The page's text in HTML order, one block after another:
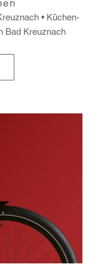
Küchen­
Bad Kreuz­nach